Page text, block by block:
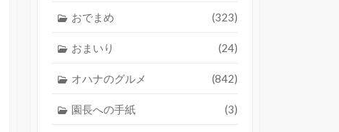
おでまめ (323)
おまいり (24)
オハナのグルメ (842)
園長への手紙 (3)